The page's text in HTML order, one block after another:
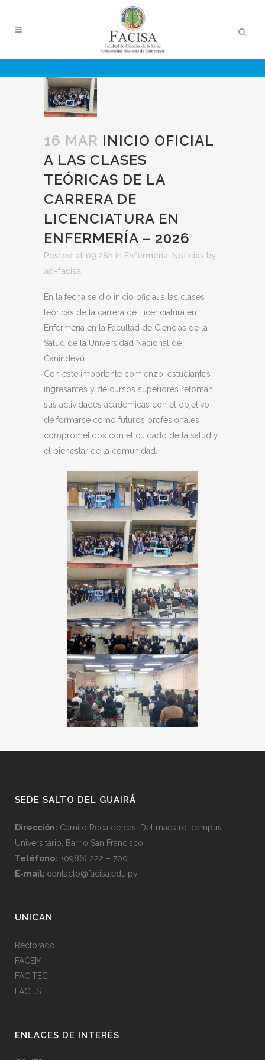
16 MAR INICIO OFICIAL
A LAS CLASES
TEÓRICAS DE LA
CARRERA DE
LICENCIATURA EN
ENFERMERÍA – 2026
Posted at 09:28h in Enfermería Noticias by
ad-facisa
En la fecha se dio inicio oficial a las clases
teóricas de la carrera de Licenciatura en
Enfermería en la Facultad de Ciencias de la
Salud de la Universidad Nacional de
Canindeyú.
Con este importante comienzo, estudiantes
ingresantes y de cursos superiores retoman
sus actividades académicas con el objetivo
de formarse como futuros profesionales
comprometidos con el cuidado de la salud y
el bienestar de la comunidad.
SEDE SALTO DEL GUAIRÁ
Dirección: Camilo Recalde casi Del maestro, campus
Universitario, Barrio San Francisco
Teléfono: (0986) 222 – 700
E-mail: contacto@facisa.edu.py
UNICAN
Rectorado
FACEM
FACITEC
FACIJS
ENLACES DE INTERÉS